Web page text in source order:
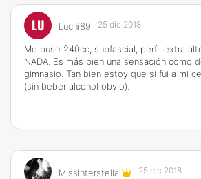
LU Luchi89 25 dic 2018
Me puse 240cc, subfascial, perfil extra
NADA. Es más bien una sensación como
gimnasio. Tan bien estoy que si fui a mi
(sin beber alcohol obvio).
MissInterstella 25 dic 2018